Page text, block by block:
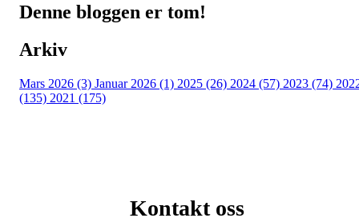
Denne bloggen er tom!
Arkiv
Mars 2026 (3) Januar 2026 (1) 2025 (26) 2024 (57) 2023 (74)
(135) 2021 (175)
Kontakt oss